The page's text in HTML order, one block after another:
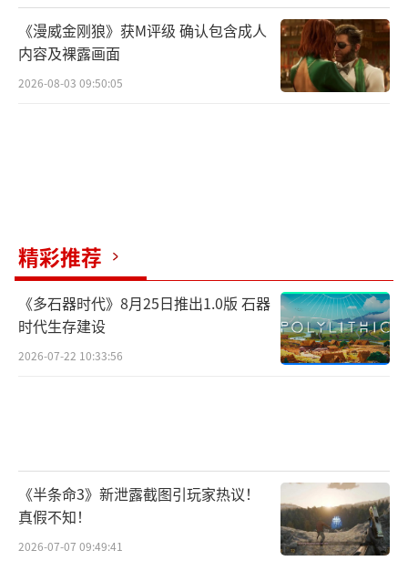
《漫威金刚狼》获M评级 确认包含成人
内容及裸露画面
2026-08-03 09:50:05
精彩推荐
《多石器时代》8月25日推出1.0版 石器
时代生存建设
2026-07-22 10:33:56
《半条命3》新泄露截图引玩家热议！
真假不知！
2026-07-07 09:49:41